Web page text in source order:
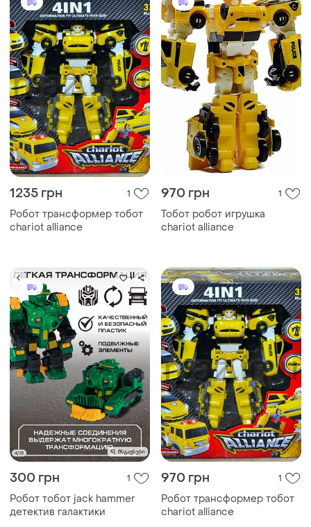
1235 грн 1
Робот трансформер тобот
chariot alliance
970 грн 1
Тобот робот игрушка
chariot alliance
300 грн 1
Робот тобот jack hammer
детектив галактики
970 грн 1
Робот трансформер тобот
chariot alliance